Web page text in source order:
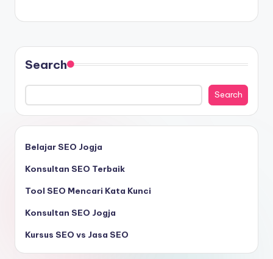
Search
Search
Belajar SEO Jogja
Konsultan SEO Terbaik
Tool SEO Mencari Kata Kunci
Konsultan SEO Jogja
Kursus SEO vs Jasa SEO